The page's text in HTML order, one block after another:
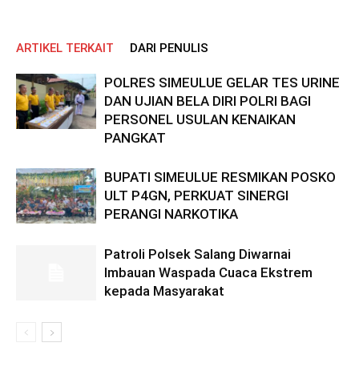
ARTIKEL TERKAIT DARI PENULIS
POLRES SIMEULUE GELAR TES URINE
DAN UJIAN BELA DIRI POLRI BAGI
PERSONEL USULAN KENAIKAN
PANGKAT
BUPATI SIMEULUE RESMIKAN POSKO
ULT P4GN, PERKUAT SINERGI
PERANGI NARKOTIKA
Patroli Polsek Salang Diwarnai
Imbauan Waspada Cuaca Ekstrem
kepada Masyarakat